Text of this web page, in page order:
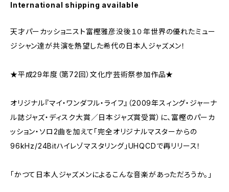
International shipping available
天才パーカッショニスト富樫雅彦没後１０年世界の優れたミュー
ジシャン達が共演を熱望した希代の日本人ジャズメン！
★平成29年度（第72回）文化庁芸術祭参加作品★
オリジナル『マイ・ワンダフル・ライフ』（2009年スィング・ジャーナ
ル誌ジャズ・ディスク大賞／日本ジャズ賞受賞）に、富樫のパーカ
ッション・ソロ2曲を加えて「完全オリジナルマスターからの
96kHz/24Bitハイレゾマスタリング」UHQCDで再リリース！
「かつて日本人ジャズメンによるこんな音楽があっただろうか。」